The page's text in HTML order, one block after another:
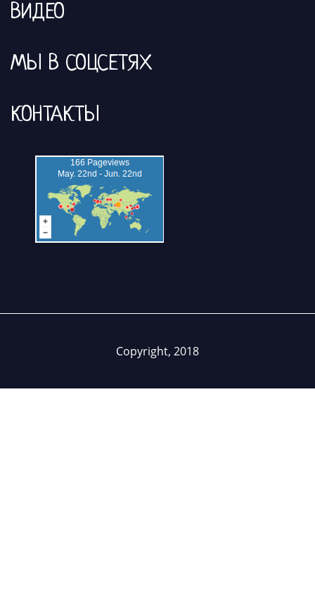
ВИДЕО
МЫ В СОЦСЕТЯХ
КОНТАКТЫ
Copyright, 2018